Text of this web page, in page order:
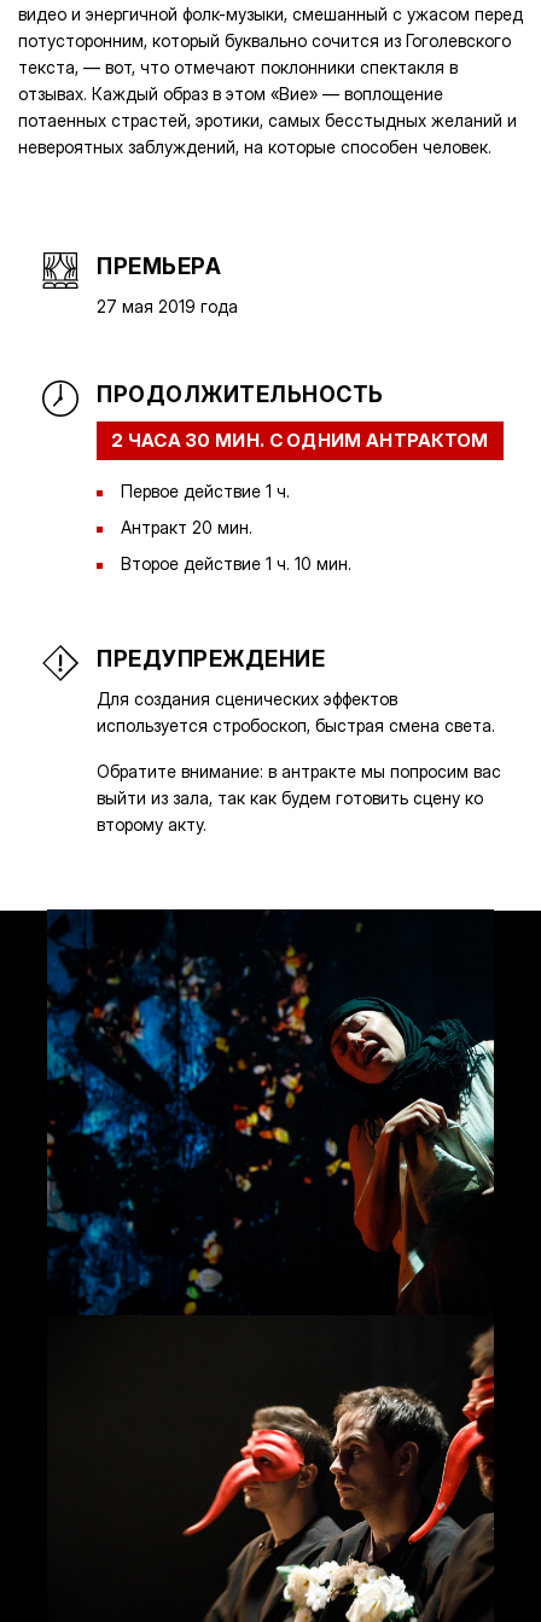
видео и энергичной фолк-музыки, смешанный с ужасом перед
потусторонним, который буквально сочится из Гоголевского
текста, — вот, что отмечают поклонники спектакля в
отзывах. Каждый образ в этом «Вие» — воплощение
потаенных страстей, эротики, самых бесстыдных желаний и
невероятных заблуждений, на которые способен человек.
ПРЕМЬЕРА
27 мая 2019 года
ПРОДОЛЖИТЕЛЬНОСТЬ
2 ЧАСА 30 МИН. С ОДНИМ АНТРАКТОМ
Первое действие 1 ч.
Антракт 20 мин.
Второе действие 1 ч. 10 мин.
ПРЕДУПРЕЖДЕНИЕ
Для создания сценических эффектов
используется стробоскоп, быстрая смена света.
Обратите внимание: в антракте мы попросим вас
выйти из зала, так как будем готовить сцену ко
второму акту.